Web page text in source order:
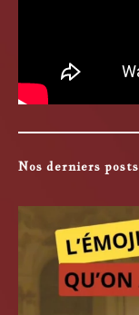
Nos derniers posts